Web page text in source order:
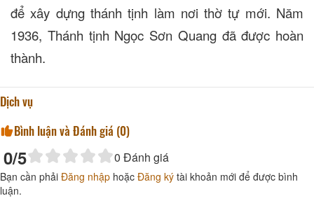
để xây dựng thánh tịnh làm nơi thờ tự mới. Năm
1936, Thánh tịnh Ngọc Sơn Quang đã được hoàn
thành.
Dịch vụ
Bình luận và Đánh giá (0)
0/5 0 Đánh giá
Bạn cần phải Đăng nhập hoặc Đăng ký tài khoản mới để được bình
luận.